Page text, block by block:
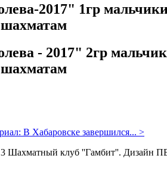
2017" 1гр
- 2017" 2гр
В Хабаровске завершился... >
Шахматный клуб ''Гамбит''. Дизайн